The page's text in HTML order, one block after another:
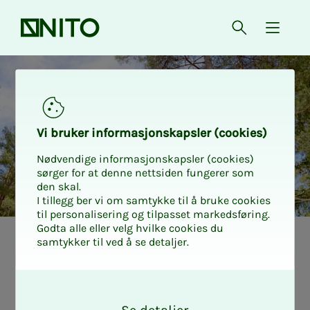
Forsiden Åpne søk
{
Rabatt hos Klatring på
Vi bru­­ker in­­for­­ma­­sjons­­kaps­­­ler (cookies)
Nødvendige informasjonskapsler (cookies)
sørger for at denne nettsiden fungerer som
den skal.
I tillegg ber vi om samtykke til å bruke cookies
til personalisering og tilpasset markedsføring.
Godta alle eller velg hvilke cookies du
samtykker til ved å se detaljer.